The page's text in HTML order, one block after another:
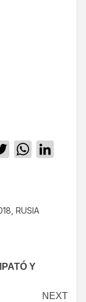
TwitterWhatsApp
RUSIA
Y
NEXT